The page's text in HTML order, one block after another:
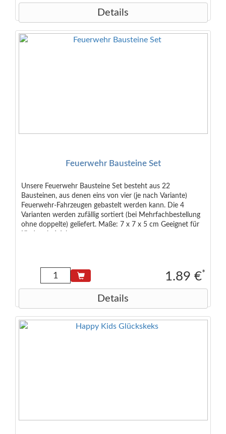
Details
Feuerwehr Bausteine Set
Unsere Feuerwehr Bausteine Set besteht aus 22
Bausteinen, aus denen eins von vier (je nach Variante)
Feuerwehr-Fahrzeugen gebastelt werden kann. Die 4
Varianten werden zufällig sortiert (bei Mehrfachbestellung
ohne doppelte) geliefert. Maße: 7 x 7 x 5 cm Geeignet für
1.89 €*
Details